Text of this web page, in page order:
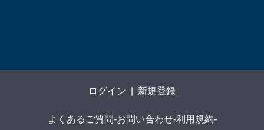
ログイン 新規登録
よくあるご質問-お問い合わせ-利用規約-